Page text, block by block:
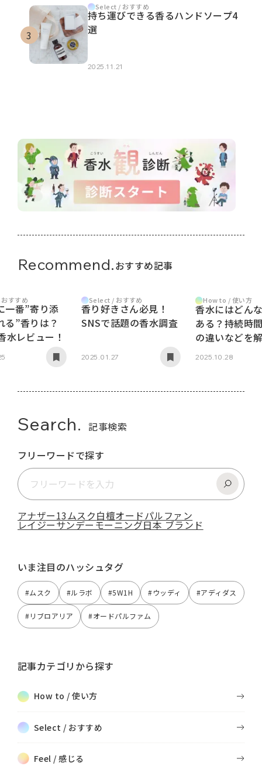
Select / おすすめ
持ち運びできる香るハンドソープ4
選
2025.11.21
Recommend.おすすめ記事
すすめ
一番”寄り添
る”香りは？
水レビュー！
Select / おすすめ
香り好きさん必見！
SNSで話題の香水調査
2025.01.27
How to / 使い方
香水にはどん
ある？持続時
の違いなどを
2025.10.28
Search. 記事検索
フリーワードで探す
アナザー13ムスク白檀オードパルファン
レイジーサンデーモーニング日本 ブランド
いま注目のハッシュタグ
#ムスク #ルラボ #5W1H #ウッディ #アディダス
#リブロアリア #オードパルファム
記事カテゴリから探す
How to / 使い方
Select / おすすめ
Feel / 感じる